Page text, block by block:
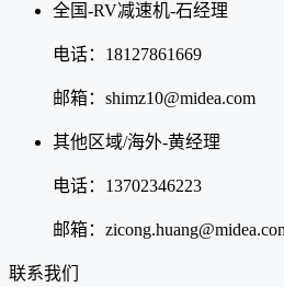
全国-RV减速机-石经理
电话：18127861669
邮箱：shimz10@midea.com
其他区域/海外-黄经理
电话：13702346223
邮箱：
联系我们